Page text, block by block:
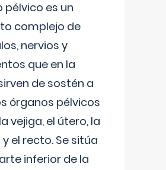
pélvico es un
complejo de
nervios y
que en la
de sostén a
órganos pélvicos
vejiga, el útero, la
el recto. Se sitúa
inferior de la